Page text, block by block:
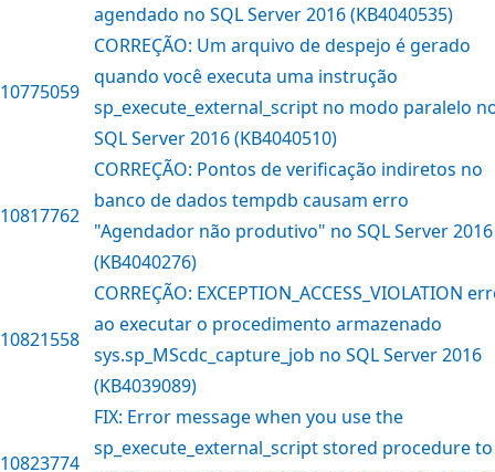
agendado no SQL Server 2016 (KB4040535)
10775059
CORREÇÃO: Um arquivo de despejo é gerado
quando você executa uma instrução
sp_execute_external_script no modo paralelo
SQL Server 2016 (KB4040510)
10817762
CORREÇÃO: Pontos de verificação indiretos no
banco de dados tempdb causam erro
"Agendador não produtivo" no SQL Server 2016
(KB4040276)
10821558
CORREÇÃO: EXCEPTION_ACCESS_VIOLATION
ao executar o procedimento armazenado
sys.sp_MScdc_capture_job no SQL Server 2016
(KB4039089)
10823774
FIX: Error message when you use the
sp_execute_external_script stored procedure to